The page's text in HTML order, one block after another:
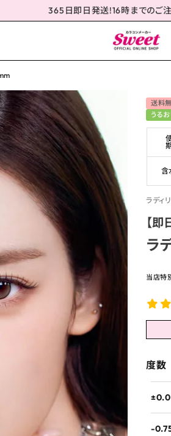
365日即日発送!16時までのご
送料
うる
含
ラディ
【即
ラ
当店特
度数
-